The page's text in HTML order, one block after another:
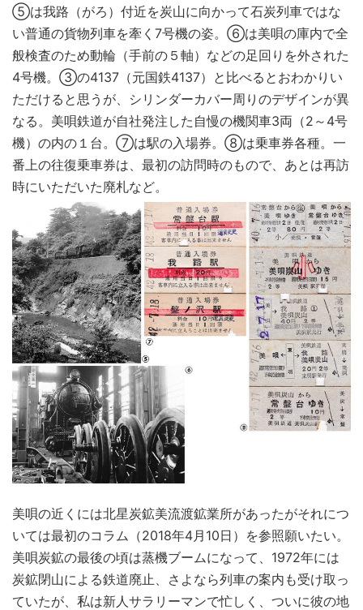
⑤は我路（がろ）付近を炭山に向かって石炭列車ではな
い普通の貨物列車を牽く7号機の姿。⑥は美唄の庫内で全
般検査のため動輪（手前の５軸）などの足回りを外された
4号機。③の4137（元国鉄4137）と比べるとおわかりい
ただけると思うが、シリンダーカバー周りのデザインが異
なる。美唄鉄道が自社発注した自慢の機関車3両（2～4号
機）の内の１台。⑦は駅の入場券。⑧は乗車券各種。一
番上の往復乗車券は、最初の訪問時のもので、あとは再訪
時にいただいた廃札など。
美唄の近くには北星炭鉱美流渡鉱業所があったがそれにつ
いては最初のコラム（2018年4月10日）を参照願いたい。
美唄炭鉱の最後の頃は蒸機ブームになって、1972年には
炭鉱閉山による鉄道廃止、さよなら列車の案内も受け取っ
ていたが、私は新人サラリーマンで忙しく、ついに彼の地